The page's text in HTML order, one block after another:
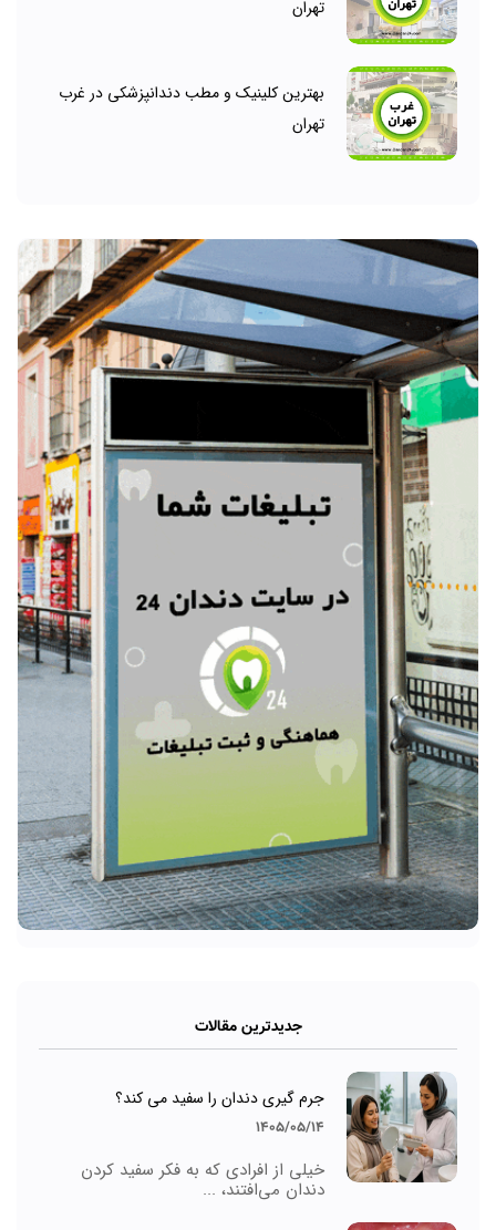
تهران
بهترین کلینیک و مطب دندانپزشکی در غرب
تهران
جدیدترین مقالات
جرم گیری دندان را سفید می کند؟
1405/05/14
خیلی از افرادی که به فکر سفید کردن
دندان می‌افتند، ...